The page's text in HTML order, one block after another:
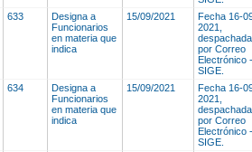
633
Designa a
Funcionarios
en materia que
indica
15/09/2021
Fecha 16-
2021,
despachada
por Correo
Electrónico -
SIGE.
634
Designa a
Funcionarios
en materia que
indica
15/09/2021
Fecha 16-
2021,
despachada
por Correo
Electrónico -
SIGE.